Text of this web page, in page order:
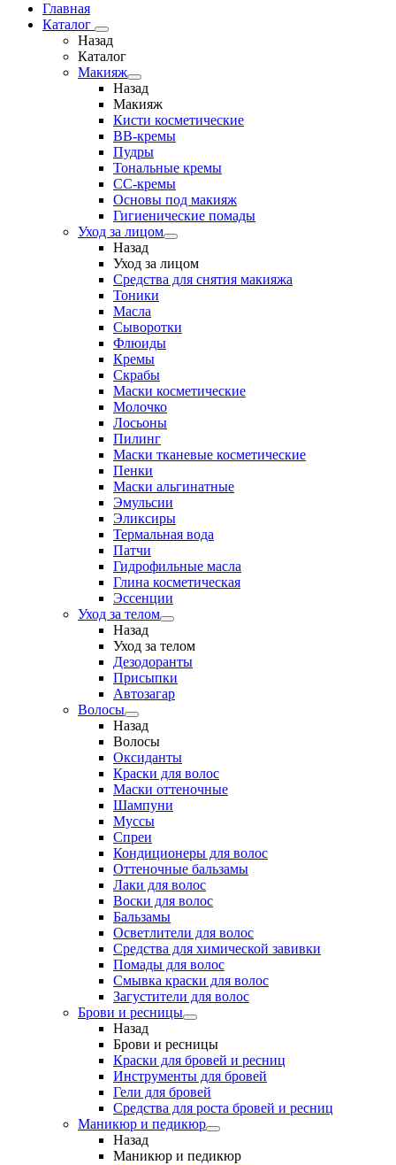
Главная
Каталог
Назад
Каталог
Макияж
Назад
Макияж
Кисти косметические
BB-кремы
Пудры
Тональные кремы
CC-кремы
Основы под макияж
Гигиенические помады
Уход за лицом
Назад
Уход за лицом
Средства для снятия макияжа
Тоники
Масла
Сыворотки
Флюиды
Кремы
Скрабы
Маски косметические
Молочко
Лосьоны
Пилинг
Маски тканевые косметические
Пенки
Маски альгинатные
Эмульсии
Эликсиры
Термальная вода
Патчи
Гидрофильные масла
Глина косметическая
Эссенции
Уход за телом
Назад
Уход за телом
Дезодоранты
Присыпки
Автозагар
Волосы
Назад
Волосы
Оксиданты
Краски для волос
Маски оттеночные
Шампуни
Муссы
Спреи
Кондиционеры для волос
Оттеночные бальзамы
Лаки для волос
Воски для волос
Бальзамы
Осветлители для волос
Средства для химической завивки
Помады для волос
Смывка краски для волос
Загустители для волос
Брови и ресницы
Назад
Брови и ресницы
Краски для бровей и ресниц
Инструменты для бровей
Гели для бровей
Средства для роста бровей и ресниц
Маникюр и педикюр
Назад
Маникюр и педикюр